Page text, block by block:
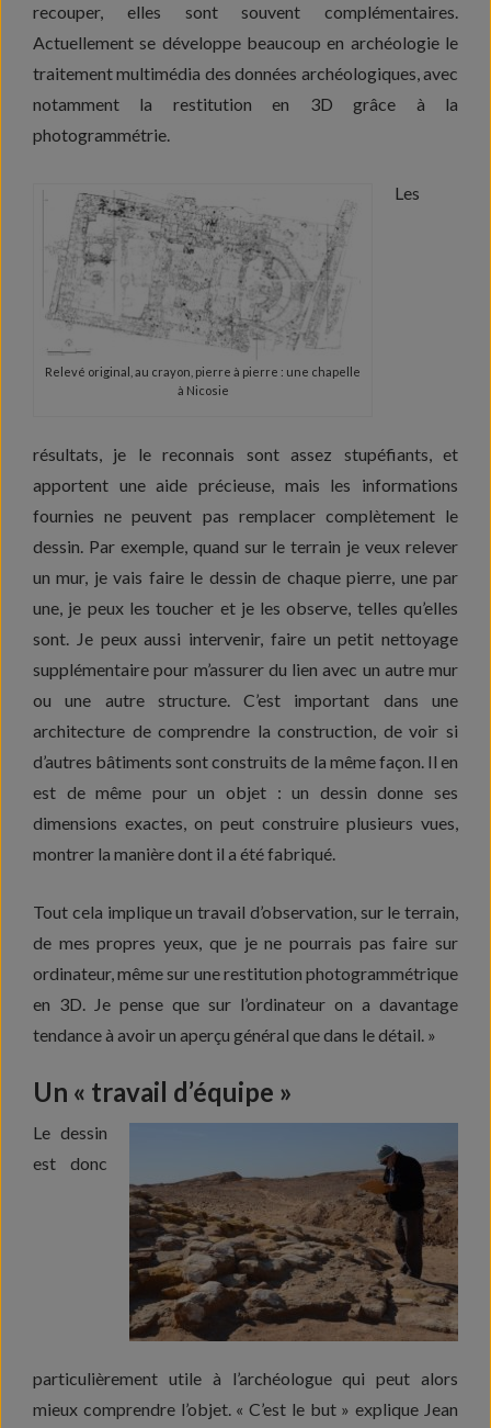
recouper, elles sont souvent complémentaires.
Actuellement se développe beaucoup en archéologie le
traitement multimédia des données archéologiques, avec
notamment la restitution en 3D grâce à la
photogrammétrie.
Relevé original, au crayon, pierre à pierre : une chapelle
à Nicosie
Les
résultats, je le reconnais sont assez stupéfiants, et
apportent une aide précieuse, mais les informations
fournies ne peuvent pas remplacer complètement le
dessin. Par exemple, quand sur le terrain je veux relever
un mur, je vais faire le dessin de chaque pierre, une par
une, je peux les toucher et je les observe, telles qu’elles
sont. Je peux aussi intervenir, faire un petit nettoyage
supplémentaire pour m’assurer du lien avec un autre mur
ou une autre structure. C’est important dans une
architecture de comprendre la construction, de voir si
d’autres bâtiments sont construits de la même façon. Il en
est de même pour un objet : un dessin donne ses
dimensions exactes, on peut construire plusieurs vues,
montrer la manière dont il a été fabriqué.
Tout cela implique un travail d’observation, sur le terrain,
de mes propres yeux, que je ne pourrais pas faire sur
ordinateur, même sur une restitution photogrammétrique
en 3D. Je pense que sur l’ordinateur on a davantage
tendance à avoir un aperçu général que dans le détail. »
Un « travail d’équipe »
Le dessin
est donc
particulièrement utile à l’archéologue qui peut alors
mieux comprendre l’objet. « C’est le but » explique Jean